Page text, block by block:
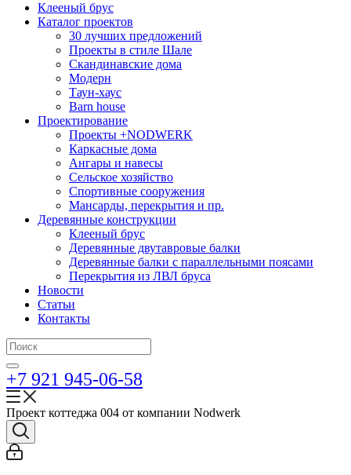
Клееный брус
Каталог проектов
30 лучших предложений
Проекты в стиле Шале
Скандинавские дома
Модерн
Таун-хаус
Barn house
Проектирование
Проекты +NODWERK
Каркасные дома
Ангары и навесы
Сельское хозяйство
Спортивные сооружения
Мансарды, перекрытия и пр.
Деревянные конструкции
Клееный брус
Деревянные двутавровые балки
Деревянные балки с параллельными поясами
Перекрытия из ЛВЛ бруса
Новости
Статьи
Контакты
+7 921 945-06-58
Проект коттеджа 004 от компании Nodwerk